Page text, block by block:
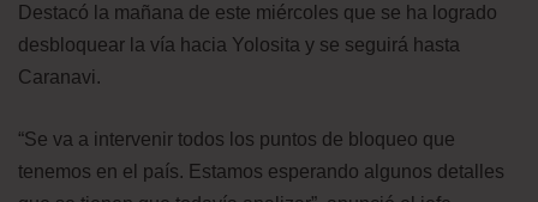
Destacó la mañana de este miércoles que se ha logrado
desbloquear la vía hacia Yolosita y se seguirá hasta
Caranavi.
“Se va a intervenir todos los puntos de bloqueo que
tenemos en el país. Estamos esperando algunos detalles